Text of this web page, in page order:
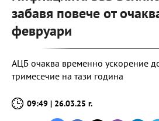
забавя повече от
февруари
АЦБ очаква временно ускорение
тримесечие на тази година
09:49 | 26.03.25 г.